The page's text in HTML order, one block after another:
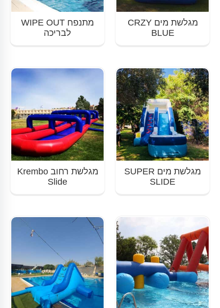
מגלשת מים CRZY
BLUE
מתנפח WIPE OUT
לבריכה
מגלשת מים SUPER
SLIDE
מגלשת רחוב Krembo
Slide